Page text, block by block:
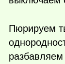
Пюрируем